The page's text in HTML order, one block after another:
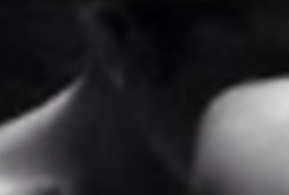
הנובעת מחוסר יכולת לפעול במצבים שונים. אם
שנייה נחשוב על זה בהיבט רחב, אפשר לומר